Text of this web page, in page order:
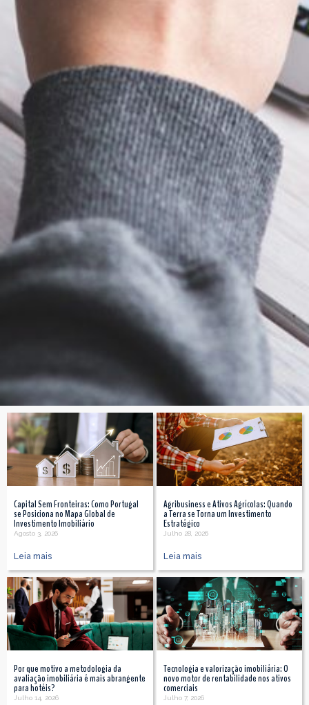
Capital Sem Fronteiras: Como Portugal
se Posiciona no Mapa Global de
Investimento Imobiliário
Agosto 3, 2026
Leia mais
Agribusiness e Ativos Agrícolas: Quando
a Terra se Torna um Investimento
Estratégico
Julho 28, 2026
Leia mais
Por que motivo a metodologia da
avaliação imobiliária é mais abrangente
para hotéis?
Julho 14, 2026
Tecnologia e valorização imobiliária: O
novo motor de rentabilidade nos ativos
comerciais
Julho 7, 2026